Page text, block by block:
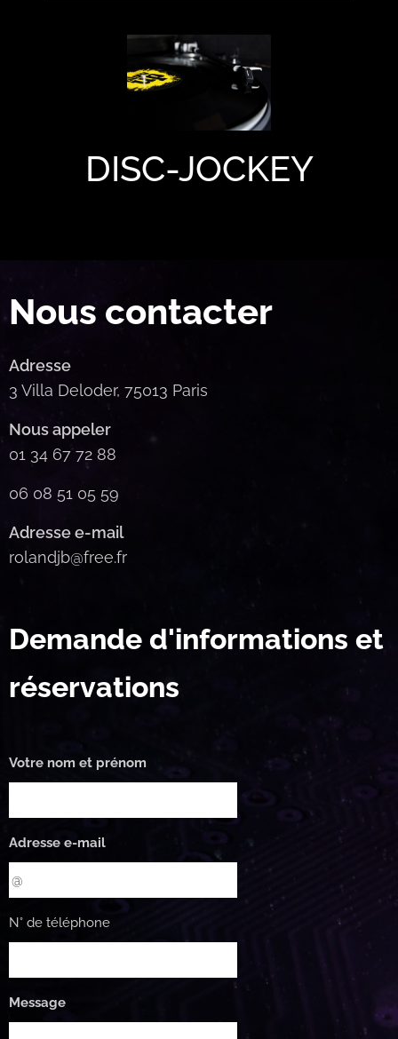
DISC-JOCKEY
Nous contacter
Adresse
3 Villa Deloder, 75013 Paris
Nous appeler
01 34 67 72 88
06 08 51 05 59
Adresse e-mail
rolandjb@free.fr
Demande d'informations et
réservations
Votre nom et prénom
Adresse e-mail
N° de téléphone
Message